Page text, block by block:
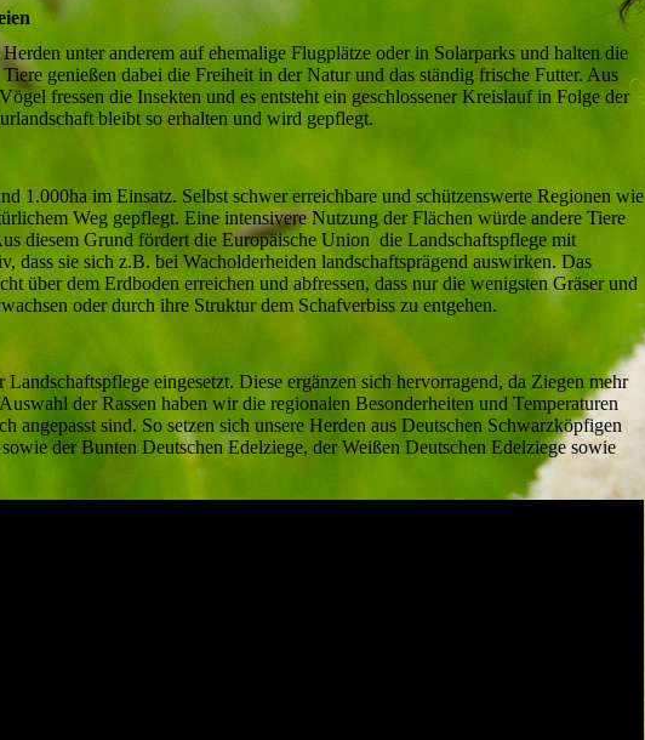
unter anderem auf ehemalige Flugplätze oder in Solarparks und halten die
genießen dabei die Freiheit in der Natur und das ständig frische Futter. Aus
fressen die Insekten und es entsteht ein geschlossener Kreislauf in Folge der
bleibt so erhalten und wird gepflegt.
1.000ha im Einsatz. Selbst schwer erreichbare und schützenswerte Regionen wie
Weg gepflegt. Eine intensivere Nutzung der Flächen würde andere Tiere
diesem Grund fördert die Europäische Union die Landschaftspflege mit
dass sie sich z.B. bei Wacholderheiden landschaftsprägend auswirken. Das
über dem Erdboden erreichen und abfressen, dass nur die wenigsten Gräser und
oder durch ihre Struktur dem Schafverbiss zu entgehen.
eingesetzt. Diese ergänzen sich hervorragend, da Ziegen mehr
der Rassen haben wir die regionalen Besonderheiten und Temperaturen
angepasst sind. So setzen sich unsere Herden aus Deutschen Schwarzköpfigen
der Bunten Deutschen Edelziege, der Weißen Deutschen Edelziege sowie